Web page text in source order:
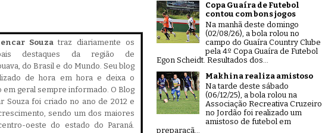
Souzatraz diariamente os
destaques da região de
do Brasil e do Mundo. Seu blog
de hora em hora e deixa o
em geral sempre informado. O Blog
Souza foi criado no ano de 2012 e
sendo um dos maiores
oeste do estado do Paraná.
Copa Guaíra de Futebol
contou com bons jogos
Na manhã deste domingo
(02/08/26), a bola rolou no
campo do Guaíra Country Clube
pela 4º Copa Guaíra de Futebol
Egon Scheidt. Resultados dos...
Makhina realiza amistoso
Na tarde deste sábado
(06/12/25), a bola rolou na
Associação Recreativa Cruzeiro
no Jordão foi realizado um
amistoso de futebol em
preparaçã...